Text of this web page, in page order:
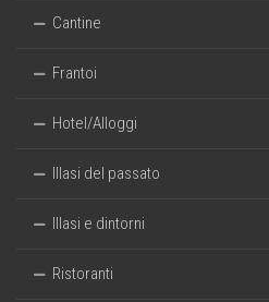
Cantine
Frantoi
Hotel/Alloggi
Illasi del passato
Illasi e dintorni
Ristoranti